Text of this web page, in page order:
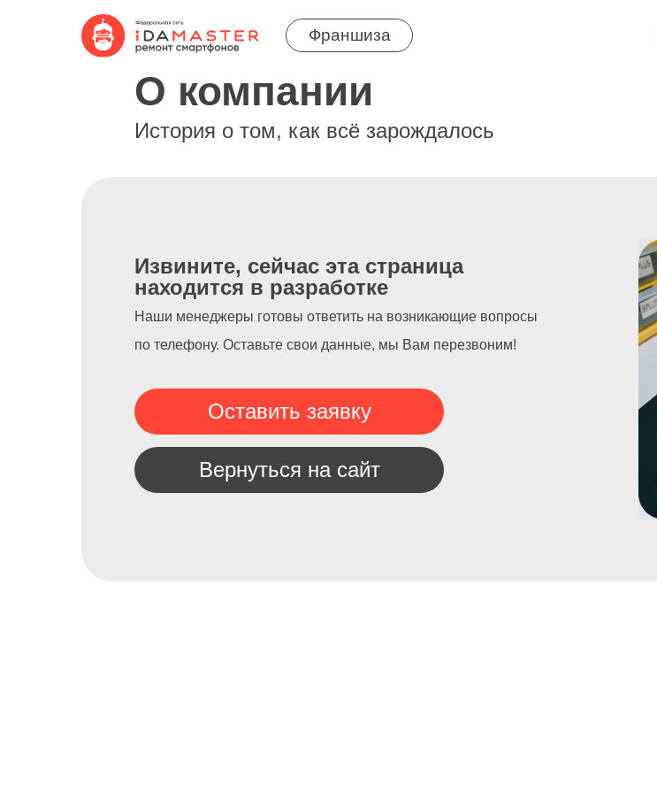
Франшиза
Вернуться на сайт
Оставить заявку
О компании
История о том, как всё зарождалось
Извините, сейчас эта страница
находится в разработке
Наши менеджеры готовы ответить на возникающие вопросы
по телефону. Оставьте свои данные, мы Вам перезвоним!